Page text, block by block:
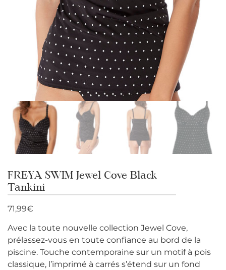
FREYA SWIM Jewel Cove Black
Tankini
71,99€
Avec la toute nouvelle collection Jewel Cove,
prélassez-vous en toute confiance au bord de la
piscine. Touche contemporaine sur un motif à pois
classique, l’imprimé à carrés s’étend sur un fond